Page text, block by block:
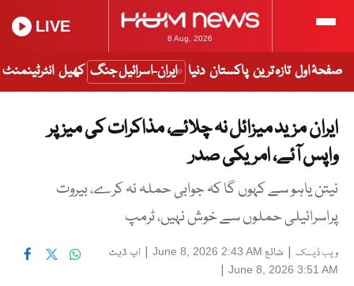
8 Aug, 2026
LIVE
صفحۂ اول تازہ ترین پاکستان دنیا ایران-اسرائیل جنگ کھیل انٹرٹینمنٹ
ایران مزید میزائل نہ چلائے، مذاکرات کی میز پر
واپس آئے، امریکی صدر
نیتن یاہو سے کہوں گا کہ جوابی حملہ نہ کرے، بیروت
پراسرائیلی حملوں سے خوش نہیں، ٹرمپ
ویب ڈیسک | شائع June 8, 2026 2:43 AM
| اپ ڈیٹ
June 8, 2026 3:51 AM
|